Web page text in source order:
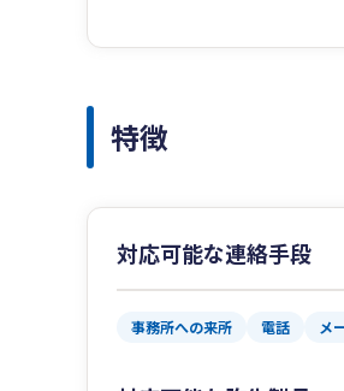
特徴
対応可能な連絡手段
事務所への来所 電話 メ